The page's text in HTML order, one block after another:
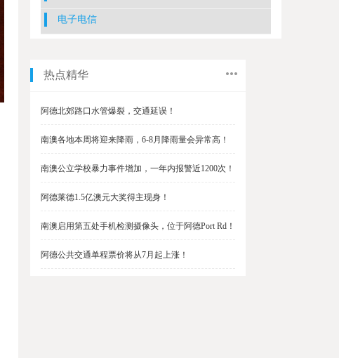
电子电信
热点精华
阿德北郊路口水管爆裂，交通延误！
南澳各地本周将迎来降雨，6-8月降雨量会异常高！
南澳公立学校暴力事件增加，一年内报警近1200次！
阿德莱德1.5亿澳元大奖得主现身！
南澳启用第五处手机检测摄像头，位于阿德Port Rd！
阿德公共交通单程票价将从7月起上涨！